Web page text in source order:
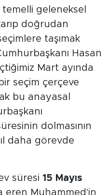
geleneksel
doğrudan
taşımak
Hasan
Mart ayında
seçim çerçeve
bu anayasal
dolmasının
daha görevde
süresi 15 Mayıs
eren Muhammed'in